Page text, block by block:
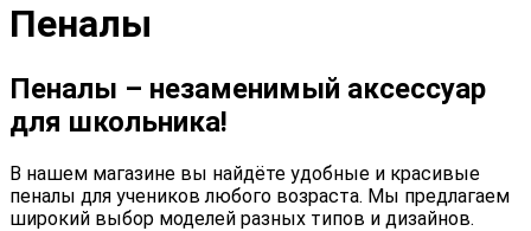
Пеналы
Пеналы – незаменимый аксессуар
для школьника!
В нашем магазине вы найдёте удобные и красивые
пеналы для учеников любого возраста. Мы предлагаем
широкий выбор моделей разных типов и дизайнов.